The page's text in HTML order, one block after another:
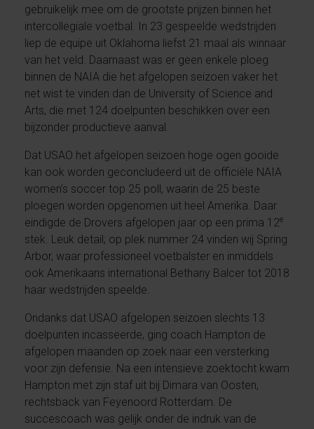
gebruikelijk mee om de grootste prijzen binnen het
intercollegiale voetbal. In 23 gespeelde wedstrijden
liep de equipe uit Oklahoma liefst 21 maal als winnaar
van het veld. Daarnaast was er geen enkele ploeg
binnen de NAIA die het afgelopen seizoen vaker het
net wist te vinden dan de University of Science and
Arts, die met 124 doelpunten beschikken over een
bijzonder productieve aanval.
Dat USAO het afgelopen seizoen hoge ogen gooide
kan ook worden geconcludeerd uit de officiële NAIA
women’s soccer top 25 poll, waarin de 25 beste
ploegen worden opgenomen uit heel Amerika. Daar
eindigde de Drovers afgelopen jaar op een prima 12e
stek. Leuk detail; op plek nummer 24 vinden wij Spring
Arbor, waar professioneel voetbalster en inmiddels
ook Amerikaans international Bethany Balcer tot 2018
haar wedstrijden speelde.
Ondanks dat USAO afgelopen seizoen slechts 13
doelpunten incasseerde, ging coach Hampton de
afgelopen maanden op zoek naar een versterking
voor zijn defensie. Na een intensieve zoektocht kwam
Hampton met zijn staf uit bij Dimara van Oosten,
rechtsback van Feyenoord Rotterdam. De
succescoach was gelijk onder de indruk van de